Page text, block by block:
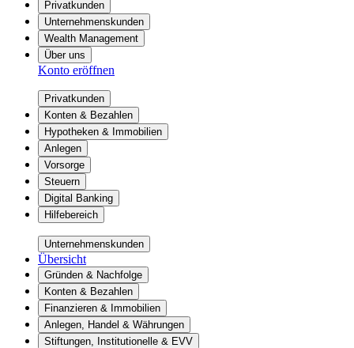
Privatkunden
Unternehmenskunden
Wealth Management
Über uns
Konto eröffnen
Privatkunden
Konten & Bezahlen
Hypotheken & Immobilien
Anlegen
Vorsorge
Steuern
Digital Banking
Hilfebereich
Unternehmenskunden
Übersicht
Gründen & Nachfolge
Konten & Bezahlen
Finanzieren & Immobilien
Anlegen, Handel & Währungen
Stiftungen, Institutionelle & EVV